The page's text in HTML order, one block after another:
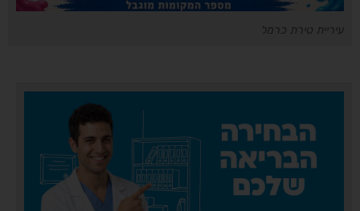
עיריית טירת כרמל